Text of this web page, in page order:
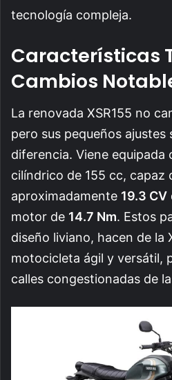
tecnología compleja.
Características
Cambios
La renovada XSR155 no
pero sus pequeños ajustes
diferencia. Viene
cilíndrico de 155 cc, capaz
aproximadamente 19.3 CV
motor de 14.7 Nm. Estos
diseño liviano, hacen de la
motocicleta ágil y versátil,
calles congestionadas de